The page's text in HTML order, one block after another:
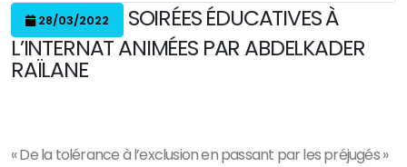
28/03/2022
SOIRÉES ÉDUCATIVES À
L’INTERNAT ANIMÉES PAR ABDELKADER
RAÏLANE
« De la tolérance à l’exclusion en passant par les préjugés »